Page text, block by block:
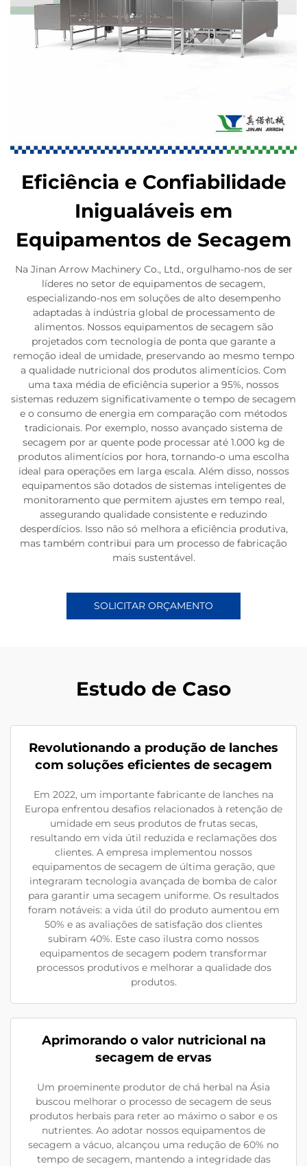
Eficiência e Confiabilidade
Inigualáveis em
Equipamentos de Secagem
Na Jinan Arrow Machinery Co., Ltd., orgulhamo-nos de ser
líderes no setor de equipamentos de secagem,
especializando-nos em soluções de alto desempenho
adaptadas à indústria global de processamento de
alimentos. Nossos equipamentos de secagem são
projetados com tecnologia de ponta que garante a
remoção ideal de umidade, preservando ao mesmo tempo
a qualidade nutricional dos produtos alimentícios. Com
uma taxa média de eficiência superior a 95%, nossos
sistemas reduzem significativamente o tempo de secagem
e o consumo de energia em comparação com métodos
tradicionais. Por exemplo, nosso avançado sistema de
secagem por ar quente pode processar até 1.000 kg de
produtos alimentícios por hora, tornando-o uma escolha
ideal para operações em larga escala. Além disso, nossos
equipamentos são dotados de sistemas inteligentes de
monitoramento que permitem ajustes em tempo real,
assegurando qualidade consistente e reduzindo
desperdícios. Isso não só melhora a eficiência produtiva,
mas também contribui para um processo de fabricação
mais sustentável.
SOLICITAR ORÇAMENTO
Estudo de Caso
Revolutionando a produção de lanches
com soluções eficientes de secagem
Em 2022, um importante fabricante de lanches na
Europa enfrentou desafios relacionados à retenção de
umidade em seus produtos de frutas secas,
resultando em vida útil reduzida e reclamações dos
clientes. A empresa implementou nossos
equipamentos de secagem de última geração, que
integraram tecnologia avançada de bomba de calor
para garantir uma secagem uniforme. Os resultados
foram notáveis: a vida útil do produto aumentou em
50% e as avaliações de satisfação dos clientes
subiram 40%. Este caso ilustra como nossos
equipamentos de secagem podem transformar
processos produtivos e melhorar a qualidade dos
produtos.
Aprimorando o valor nutricional na
secagem de ervas
Um proeminente produtor de chá herbal na Ásia
buscou melhorar o processo de secagem de seus
produtos herbais para reter ao máximo o sabor e os
nutrientes. Ao adotar nossos equipamentos de
secagem a vácuo, alcançou uma redução de 60% no
tempo de secagem, mantendo a integridade das